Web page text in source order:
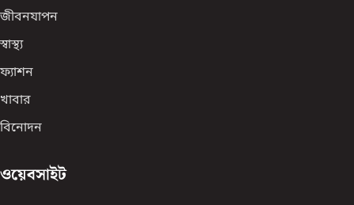
জীবনযাপন
স্বাস্থ্য
ফ্যাশন
খাবার
বিনোদন
ওয়েবসাইট